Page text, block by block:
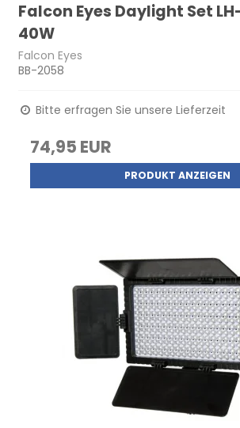
Falcon Eyes Daylight Set
40W
Falcon Eyes
BB-2058
Bitte erfragen Sie unsere Lieferzeit
74,95 EUR
PRODUKT ANZEIGEN